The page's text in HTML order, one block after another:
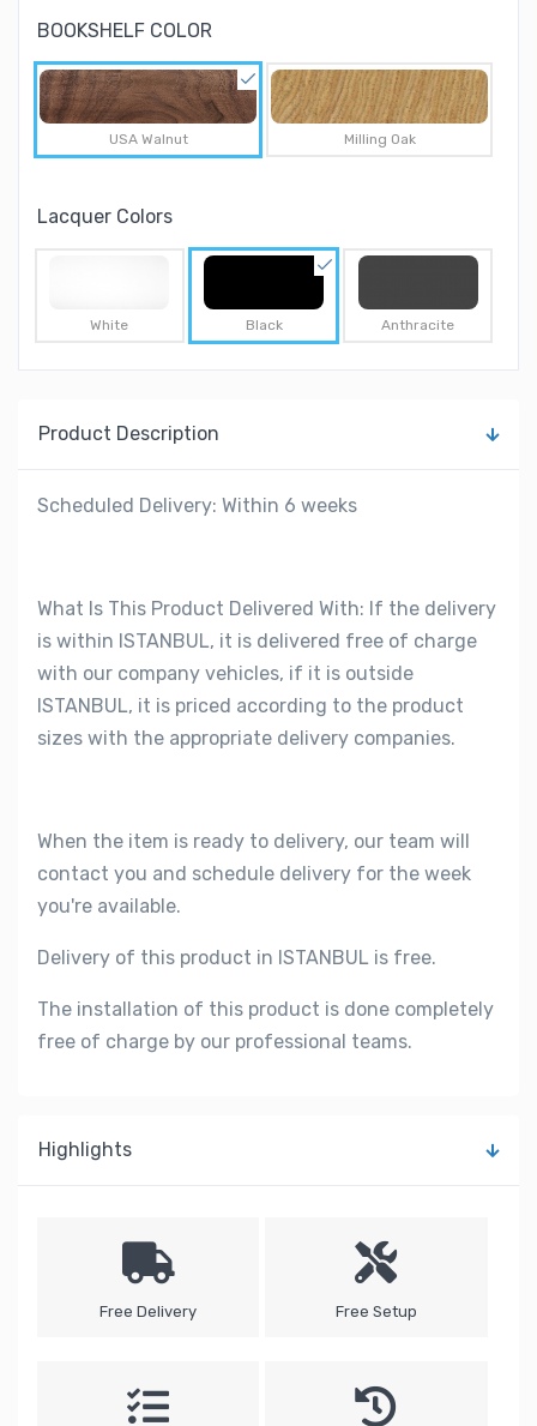
BOOKSHELF COLOR
USA Walnut Milling Oak
Lacquer Colors
White Black Anthracite
Product Description
Scheduled Delivery: Within 6 weeks
What Is This Product Delivered With: If the delivery
is within ISTANBUL, it is delivered free of charge
with our company vehicles, if it is outside
ISTANBUL, it is priced according to the product
sizes with the appropriate delivery companies.
When the item is ready to delivery, our team will
contact you and schedule delivery for the week
you're available.
Delivery of this product in ISTANBUL is free.
The installation of this product is done completely
free of charge by our professional teams.
Highlights
Free Delivery Free Setup